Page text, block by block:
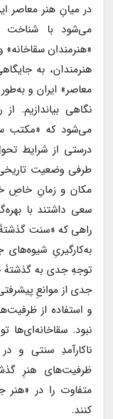
در میانِ هنر معاصر
می‌شود با شناخت
«هنرمندان سقاخانه»
هنرمندان، به
معاصر» ایران و
نگاهی بیاندازیم.
می‌شود که «مکتب
درستی از شرایط
طرفی وضعیت تاریخی
مکان و زمانِ خاصِ
سعی داشتند با
راهی که «سنت گذشتۀ
به‌کارگیریِ شیوه‌های
توجهِ جدی به
جدی از موانعِ
و استفاده از
نبود. سقاخانه‌ای‌ها
ناکارآمدِ سنتی و در
ظرفیت‌های هنرِ
متفاوت را در «هنر
کنند.